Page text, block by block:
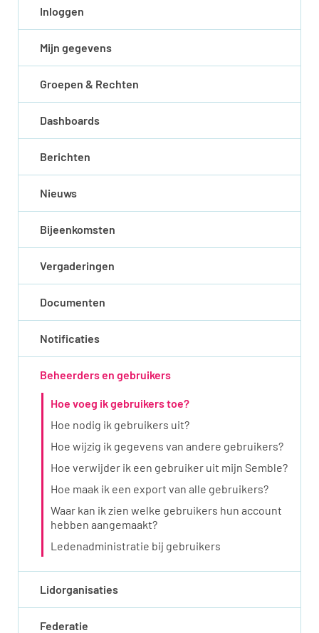
Inloggen
Mijn gegevens
Groepen & Rechten
Dashboards
Berichten
Nieuws
Bijeenkomsten
Vergaderingen
Documenten
Notificaties
Beheerders en gebruikers
Hoe voeg ik gebruikers toe?
Hoe nodig ik gebruikers uit?
Hoe wijzig ik gegevens van andere gebruikers?
Hoe verwijder ik een gebruiker uit mijn Semble?
Hoe maak ik een export van alle gebruikers?
Waar kan ik zien welke gebruikers hun account
hebben aangemaakt?
Ledenadministratie bij gebruikers
Lidorganisaties
Federatie